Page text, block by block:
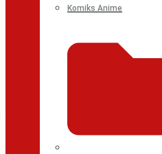
Komiks Anime